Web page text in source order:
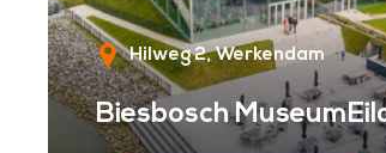
Hilweg 2 Werkendam
Biesbosch